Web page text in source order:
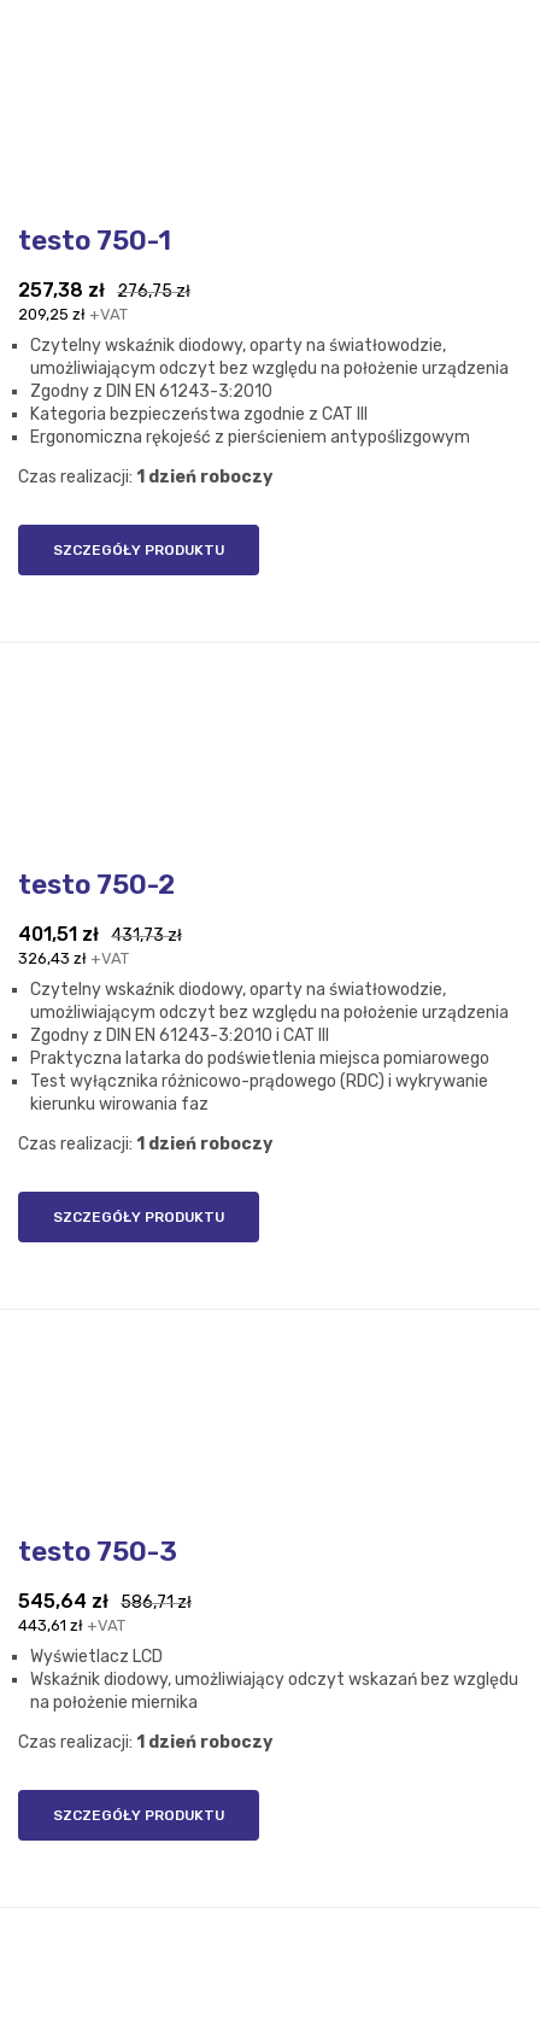
testo 750-1
276,75zł
wynosiła:
276,75 zł.
257,38 zł
wynosi:
257,38 zł.
209,25 zł +VAT
Czytelny wskaźnik diodowy, oparty na światłowodzie,
umożliwiającym odczyt bez względu na położenie urządzenia
Zgodny z DIN EN 61243-3:2010
Kategoria bezpieczeństwa zgodnie z CAT III
Ergonomiczna rękojeść z pierścieniem antypoślizgowym
Czas realizacji: 1 dzień roboczy
SZCZEGÓŁY PRODUKTU
testo 750-2
431,73zł
wynosiła:
431,73 zł.
401,51 zł
wynosi:
401,51 zł.
326,43 zł +VAT
Czytelny wskaźnik diodowy, oparty na światłowodzie,
umożliwiającym odczyt bez względu na położenie urządzenia
Zgodny z DIN EN 61243-3:2010 i CAT III
Praktyczna latarka do podświetlenia miejsca pomiarowego
Test wyłącznika różnicowo-prądowego (RDC) i wykrywanie
kierunku wirowania faz
Czas realizacji: 1 dzień roboczy
SZCZEGÓŁY PRODUKTU
testo 750-3
586,71zł
586,71 zł.
545,64 zł
545,64 zł.
443,61 zł +VAT
Wyświetlacz LCD
Wskaźnik diodowy, umożliwiający odczyt wskazań bez względu
na położenie miernika
Czas realizacji: 1 dzień roboczy
SZCZEGÓŁY PRODUKTU